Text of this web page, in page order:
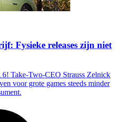
Fysieke releases zijn niet
Take-Two-CEO Strauss Zelnick
voor grote games steeds minder